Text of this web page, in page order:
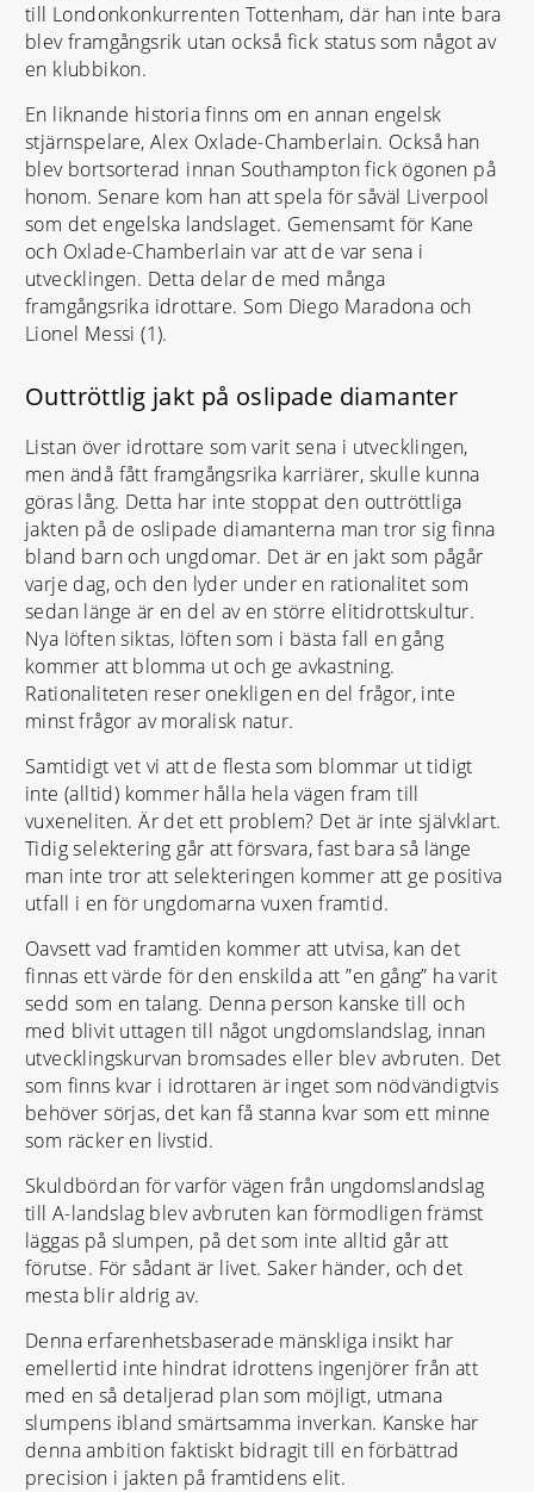
till Londonkonkurrenten Tottenham, där han inte bara
blev framgångsrik utan också fick status som något av
en klubbikon.
En liknande historia finns om en annan engelsk
stjärnspelare, Alex Oxlade-Chamberlain. Också han
blev bortsorterad innan Southampton fick ögonen på
honom. Senare kom han att spela för såväl Liverpool
som det engelska landslaget. Gemensamt för Kane
och Oxlade-Chamberlain var att de var sena i
utvecklingen. Detta delar de med många
framgångsrika idrottare. Som Diego Maradona och
Lionel Messi (1).
Outtröttlig jakt på oslipade diamanter
Listan över idrottare som varit sena i utvecklingen,
men ändå fått framgångsrika karriärer, skulle kunna
göras lång. Detta har inte stoppat den outtröttliga
jakten på de oslipade diamanterna man tror sig finna
bland barn och ungdomar. Det är en jakt som pågår
varje dag, och den lyder under en rationalitet som
sedan länge är en del av en större elitidrottskultur.
Nya löften siktas, löften som i bästa fall en gång
kommer att blomma ut och ge avkastning.
Rationaliteten reser onekligen en del frågor, inte
minst frågor av moralisk natur.
Samtidigt vet vi att de flesta som blommar ut tidigt
inte (alltid) kommer hålla hela vägen fram till
vuxeneliten. Är det ett problem? Det är inte självklart.
Tidig selektering går att försvara, fast bara så länge
man inte tror att selekteringen kommer att ge positiva
utfall i en för ungdomarna vuxen framtid.
Oavsett vad framtiden kommer att utvisa, kan det
finnas ett värde för den enskilda att ”en gång” ha varit
sedd som en talang. Denna person kanske till och
med blivit uttagen till något ungdomslandslag, innan
utvecklingskurvan bromsades eller blev avbruten. Det
som finns kvar i idrottaren är inget som nödvändigtvis
behöver sörjas, det kan få stanna kvar som ett minne
som räcker en livstid.
Skuldbördan för varför vägen från ungdomslandslag
till A-landslag blev avbruten kan förmodligen främst
läggas på slumpen, på det som inte alltid går att
förutse. För sådant är livet. Saker händer, och det
mesta blir aldrig av.
Denna erfarenhetsbaserade mänskliga insikt har
emellertid inte hindrat idrottens ingenjörer från att
med en så detaljerad plan som möjligt, utmana
slumpens ibland smärtsamma inverkan. Kanske har
denna ambition faktiskt bidragit till en förbättrad
precision i jakten på framtidens elit.